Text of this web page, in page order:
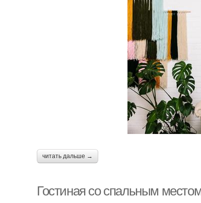
читать дальше →
Гостиная со спальным